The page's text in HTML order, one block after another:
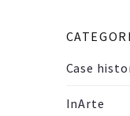
Case
InArte